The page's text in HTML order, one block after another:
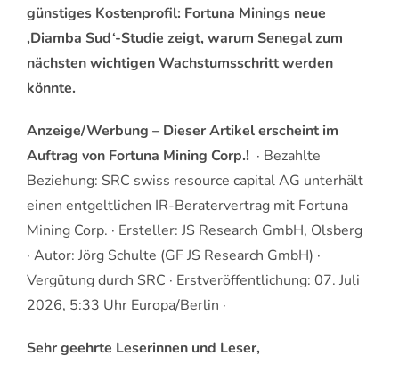
günstiges Kostenprofil: Fortuna Minings neue
‚Diamba Sud‘-Studie zeigt, warum Senegal zum
nächsten wichtigen Wachstumsschritt werden
könnte.
Anzeige/Werbung – Dieser Artikel erscheint im
Auftrag von Fortuna Mining Corp.! · Bezahlte
Beziehung: SRC swiss resource capital AG unterhält
einen entgeltlichen IR-Beratervertrag mit Fortuna
Mining Corp. · Ersteller: JS Research GmbH, Olsberg
· Autor: Jörg Schulte (GF JS Research GmbH) ·
Vergütung durch SRC · Erstveröffentlichung: 07. Juli
2026, 5:33 Uhr Europa/Berlin ·
Sehr geehrte Leserinnen und Leser,